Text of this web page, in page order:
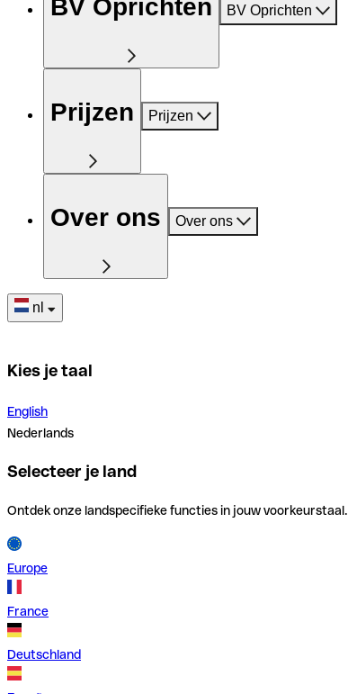
BV Oprichten BV Oprichten
Prijzen Prijzen
Over ons Over ons
nl
Kies je taal
English
Nederlands
Selecteer je land
Ontdek onze landspecifieke functies in jouw voorkeurstaal.
Europe
France
Deutschland